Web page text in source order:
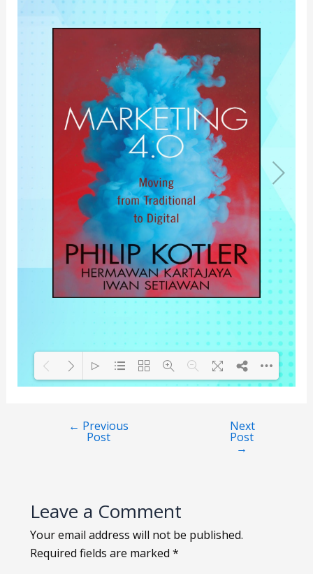
← Previous
Post
Next
Post
→
Leave a Comment
Your email address will not be published.
Required fields are marked *